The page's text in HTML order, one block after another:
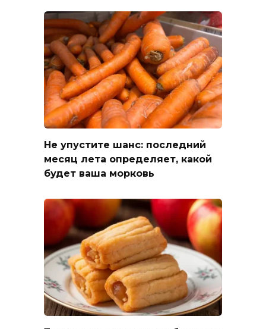
Не упустите шанс: последний
месяц лета определяет, какой
будет ваша морковь